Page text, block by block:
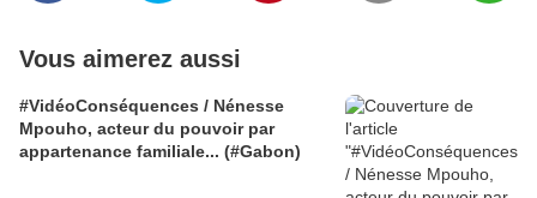
Vous aimerez aussi
#VidéoConséquences / Nénesse
Mpouho, acteur du pouvoir par
appartenance familiale... (#Gabon)